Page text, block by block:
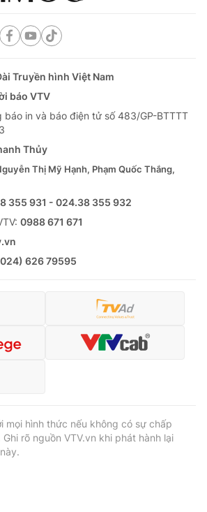
Truyền hình Việt Nam
báo VTV
báo in và báo điện tử số 483/GP-BTTTT
Thủy
Thị Mỹ Hạnh, Phạm Quốc Thắng,
355 931 - 024.38 355 932
0988 671 671
626 79595
mọi hình thức nếu không có sự chấp
rõ nguồn VTV.vn khi phát hành lại